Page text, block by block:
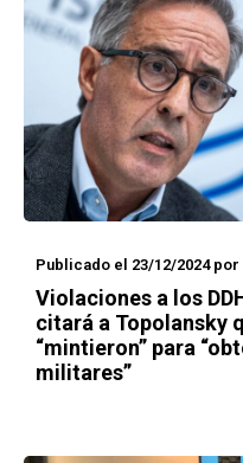
Publicado el 23/12/2024por
Violaciones a los
citará a Topolansky
“mintieron” para
militares”